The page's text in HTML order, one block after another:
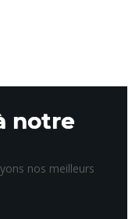
notre
nos meilleurs